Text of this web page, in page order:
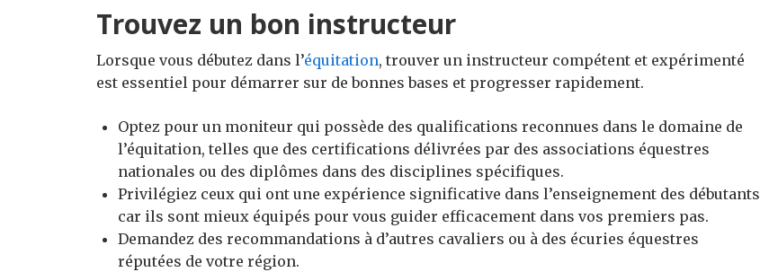
Trouvez un bon instructeur
Lorsque vous débutez dans l’équitation, trouver un instructeur compétent et expérimenté
est essentiel pour démarrer sur de bonnes bases et progresser rapidement.
Optez pour un moniteur qui possède des qualifications reconnues dans le domaine de
l’équitation, telles que des certifications délivrées par des associations équestres
nationales ou des diplômes dans des disciplines spécifiques.
Privilégiez ceux qui ont une expérience significative dans l’enseignement des débutants
car ils sont mieux équipés pour vous guider efficacement dans vos premiers pas.
Demandez des recommandations à d’autres cavaliers ou à des écuries équestres
réputées de votre région.